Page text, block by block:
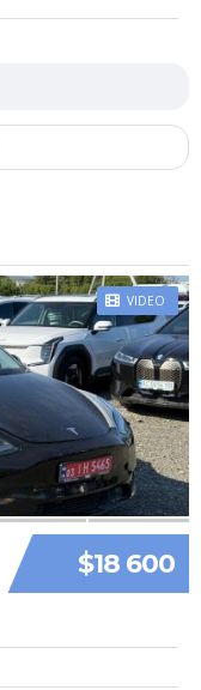
VIDEO
$18 600